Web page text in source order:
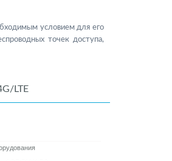
условием для его
точек доступа,
LTE